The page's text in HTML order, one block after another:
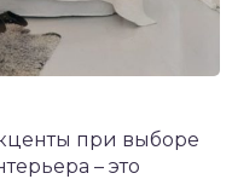
при выборе
– это